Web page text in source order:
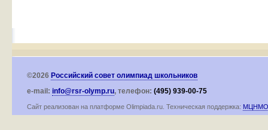
©2026 Российский совет олимпиад школьников
e-mail: info@rsr-olymp.ru, телефон: (495) 939-00-75
Сайт реализован на платформе Olimpiada.ru. Техническая поддержка: МЦНМО